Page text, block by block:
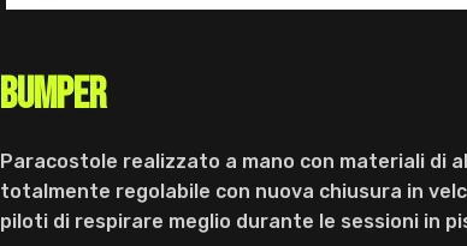
Bumper
Paracostole realizzato a mano con materiali di
totalmente regolabile con nuova chiusura in
piloti di respirare meglio durante le sessioni in